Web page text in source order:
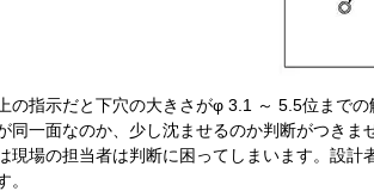
の指示だと下穴の大きさがφ 3.1 ～ 5.5位まで
同一面なのか、少し沈ませるのか判断がつき
現場の担当者は判断に困ってしまいます。設計
。